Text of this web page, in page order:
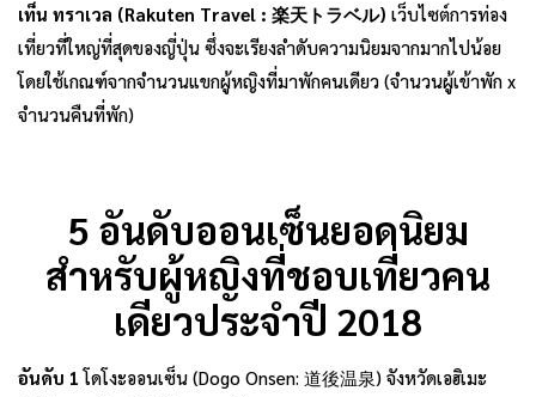
เท็น ทราเวล (Rakuten Travel : 楽天トラベル) เว็บไซต์การท่อง
เที่ยวที่ใหญ่ที่สุดของญี่ปุ่น ซึ่งจะเรียงลำดับความนิยมจากมากไปน้อย
โดยใช้เกณฑ์จากจำนวนแขกผู้หญิงที่มาพักคนเดียว (จำนวนผู้เข้าพัก x
จำนวนคืนที่พัก)
5 อันดับออนเซ็นยอดนิยม
สำหรับผู้หญิงที่ชอบเที่ยวคน
เดียวประจำปี 2018
อันดับ 1 โดโงะออนเซ็น (Dogo Onsen: 道後温泉) จังหวัดเอฮิเมะ